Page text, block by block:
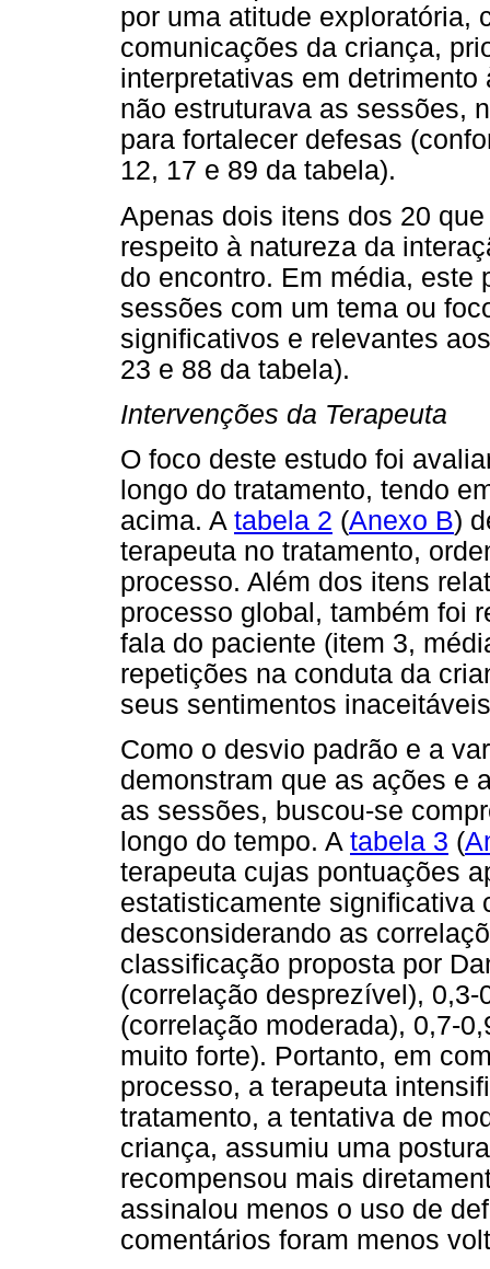
por uma atitude exploratória,
comunicações da criança,
interpretativas em
não estruturava as sessões,
para fortalecer defesas
12, 17 e 89 da tabela).
Apenas dois itens dos 20
respeito à natureza da
do encontro. Em média, este
sessões com um tema ou
significativos e relevantes
23 e 88 da tabela).
Intervenções da Terapeuta
O foco deste estudo foi
longo do tratamento, tendo
acima. A tabela 2 (Anexo B)
terapeuta no tratamento,
processo. Além dos itens
processo global, também foi
fala do paciente (item 3,
repetições na conduta da
seus sentimentos
Como o desvio padrão e a
demonstram que as ações e
as sessões, buscou-se
longo do tempo. A tabela 3 (
terapeuta cujas pontuações
estatisticamente significativa
desconsiderando as
classificação proposta por
(correlação desprezível),
(correlação moderada), 0,7-
muito forte). Portanto, em
processo, a terapeuta
tratamento, a tentativa de
criança, assumiu uma
recompensou mais
assinalou menos o uso de
comentários foram menos